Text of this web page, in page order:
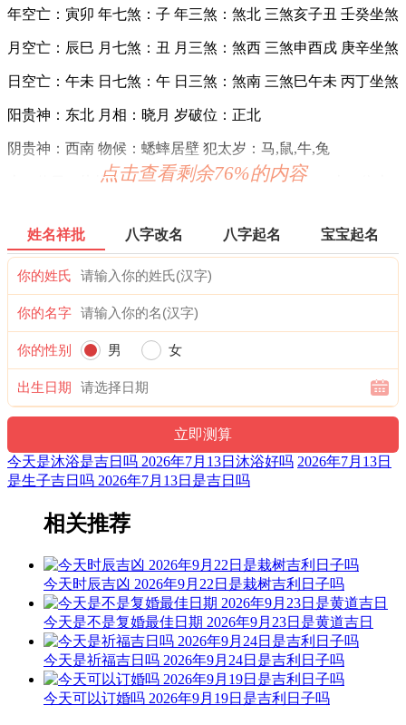
年空亡：寅卯 年七煞：子 年三煞：煞北 三煞亥子丑 壬癸坐煞
月空亡：辰巳 月七煞：丑 月三煞：煞西 三煞申酉戌 庚辛坐煞
日空亡：午未 日七煞：午 日三煞：煞南 三煞巳午未 丙丁坐煞
阳贵神：东北 月相：晓月 岁破位：正北
阴贵神：西南 物候：蟋蟀居壁 犯太岁：马,鼠,牛,兔
十二值日：执执位 — 吉：：吉：俗称“小黄道日”。吉。依古
房、种植、捕捉与此类意思相近，而移居、出行、开业则与其
相差较远，故有“执日宜建屋、种植、捕捉；忌移居、出行、
开业”之说。
诗云：
执日威仪总等权，得遇之星出大贤；捉贼擒盗马到成，入宅进
结婚嫁娶宜慎用，见官词讼可为吉；开山放水有阻碍，参看时
通至有益。
福神：正北 月支：未土 年太岁：文哲
易经卦象：水雷屯 推荐吉时：寅，卯，巳，申，戌，亥
十二值神：天刑 — 凶：俗称“大黑道日”。古籍云：天刑星，
利于出师，战无不克，其它动作谋为皆不宜用，大忌词讼。
九星：三碧轩辕木星(安) 二十八宿：西方毕宿毕月乌(吉)
财神：正北 月名：仲夏 太岁位：正南
六曜：先负 — 平(早晚吉，白天凶)：依古籍观点，寓意上午
凶，下午吉。与先胜相反，此日不宜轻举妄动，做事要慢半
拍。
六曜，又称孔明六曜星、小六壬，是中国传统历法中的一种注
点击查看剩余76%的内容
姓名祥批 八字改名 八字起名 宝宝起名
你的姓氏
你的名字
你的性别 男 女
出生日期
今天是沐浴是吉日吗 2026年7月13日沐浴好吗 2026年7月13日
是生子吉日吗 2026年7月13日是吉日吗
相关推荐
今天时辰吉凶 2026年9月22日是栽树吉利日子吗
今天是不是复婚最佳日期 2026年9月23日是黄道吉日
今天是祈福吉日吗 2026年9月24日是吉利日子吗
今天可以订婚吗 2026年9月19日是吉利日子吗